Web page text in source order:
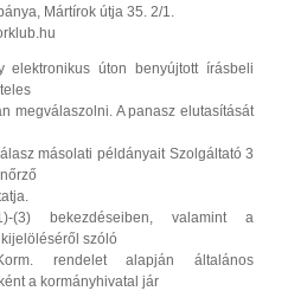
Mártírok útja 35. 2/1.
elektronikus úton benyújtott írásbeli
megválaszolni. A panasz elutasítását
másolati példányait Szolgáltató 3
bekezdéseiben, valamint a
szóló
rendelet alapján általános
a kormányhivatal jár